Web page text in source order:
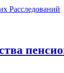
Расследований